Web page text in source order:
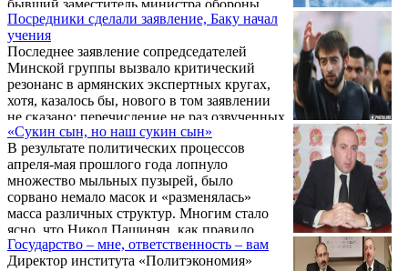
Давидом Санасаряном, нависла нешуточная
угроза. ...
бывший заместитель министра обороны
Армении Артак Закарян.
Посредники сделали заявление, Баку начал
учения
Последнее заявление сопредседателей
Минской группы вызвало критический
резонанс в армянских экспертных кругах,
хотя, казалось бы, нового в том заявлении
не сказано: перечисление не раз озвученных
трех основных принципов и шести
элементов урегулирования, на которых,
согласно посредникам, должно
базироваться предполагаемое мирное
соглашение между Баку, Ереваном и
Степанакертом.
«Сукин сын, но наш сукин сын»
В результате политических процессов
апреля-мая прошлого года лопнуло
множество мыльных пузырей, было
сорвано немало масок и «разменялась»
масса различных структур. Многим стало
ясно, что Никол Пашинян, как правило,
врал, а иногда – искренне заблуждался.
Ясно стало также и то, что в Армении по
Государство – мне, ответственность – вам
Директор института «Политэкономия»